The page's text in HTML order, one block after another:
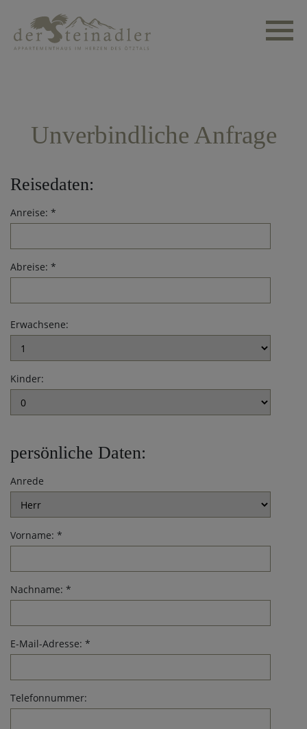
Unverbindliche Anfrage
Reisedaten:
Anreise: *
Abreise: *
Erwachsene:
Kinder:
persönliche Daten:
Anrede
Vorname: *
Nachname: *
E-Mail-Adresse: *
Telefonnummer: